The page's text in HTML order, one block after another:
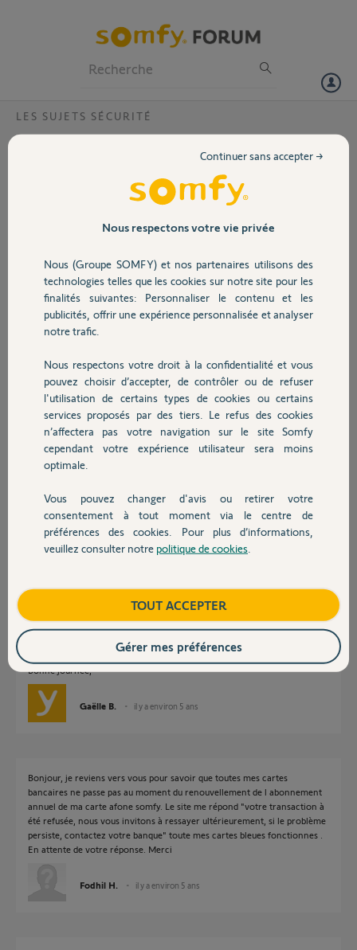
Volet
Sécurité
Domotique
Chauffage
Autres produits
Devis avec un pro
Contact
LES SUJETS SÉCURITÉ
Renouvellement de l abonnement carte
Bonjour, je suis abonné depuis 1 an, j ai reçu le mail de fin d
abonnement au 16 juin , mais mon payement avec divers cartes bleu
ne passe pas, "payement refusé" en attente de votre réponse.
Fodhil H.
Participer au fil de discussion
Réponses
Bonjour Fodhil
J'ai le même problème que j'ai remonté à Somfy. J'attends une réponse.
Bonne journée !
Jean-Luc B. il y a environ 5 ans
Je me permets de vous envoyer un mail afin d'avoir plus amples
informations personnelles.
Bonne journée,
Gaëlle B. il y a environ 5 ans
Bonjour, je reviens vers vous pour savoir que toutes mes cartes
bancaires ne passe pas au moment du renouvellement de l abonnement
annuel de ma carte afone somfy. Le site me répond "votre transaction à
été refusée, nous vous invitons à ressayer ultérieurement, si le problème
persiste, contactez votre banque" toute mes cartes bleues fonctionnes .
En attente de votre réponse. Merci
Fodhil H. il y a environ 5 ans
Nous respectons votre vie privée
Nous (Groupe SOMFY) et nos partenaires utilisons des
technologies telles que les cookies sur notre site pour les
finalités suivantes: Personnaliser le contenu et les
publicités, offrir une expérience personnalisée et analyser
notre trafic.
Nous respectons votre droit à la confidentialité et vous
pouvez choisir d’accepter, de contrôler ou de refuser
l'utilisation de certains types de cookies ou certains
services proposés par des tiers. Le refus des cookies
n’affectera pas votre navigation sur le site Somfy
cependant votre expérience utilisateur sera moins
optimale.
Vous pouvez changer d'avis ou retirer votre
consentement à tout moment via le centre de
préférences des cookies. Pour plus d’informations,
veuillez consulter notre politique de cookies
Continuer sans accepter →
TOUT ACCEPTER
Gérer mes préférences